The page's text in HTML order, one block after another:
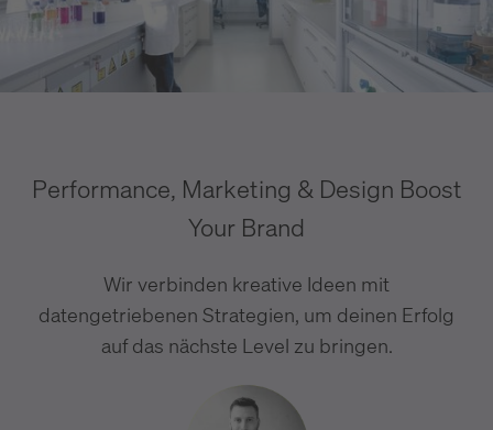
Performance, Marketing & Design Boost
Your Brand
Wir verbinden kreative Ideen mit
datengetriebenen Strategien, um deinen Erfolg
auf das nächste Level zu bringen.